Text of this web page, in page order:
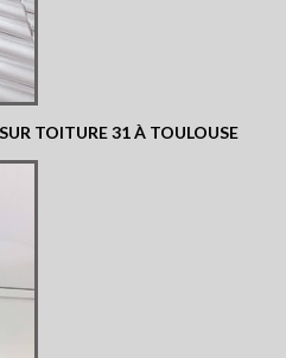
TOITURE 31 À TOULOUSE